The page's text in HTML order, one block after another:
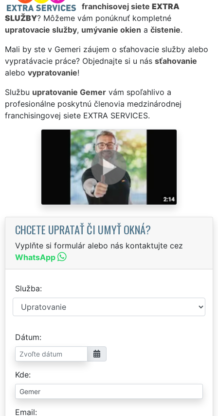
franchisovej siete EXTRA
SLUŽBY? Môžeme vám ponúknuť kompletné
upratovacie služby, umývanie okien a čistenie.
Mali by ste v Gemeri záujem o sťahovacie služby alebo
vypratávacie práce? Objednajte si u nás sťahovanie
alebo vypratovanie!
Službu upratovanie Gemer vám spoľahlivo a
profesionálne poskytnú členovia medzinárodnej
franchisingovej siete EXTRA SERVICES.
CHCETE UPRATAŤ ČI UMYŤ OKNÁ?
Vyplňte si formulár alebo nás kontaktujte cez
WhatsApp
Služba
Dátum
Kde
Email